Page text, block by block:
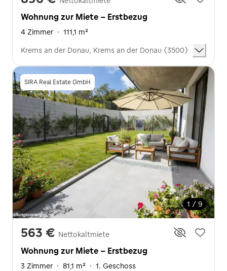
Wohnung zur Miete - Erstbezug
4 Zimmer · 111,1 m²
Krems an der Donau, Krems an der Donau (3500)
SIRA Real Estate GmbH
1 / 9
563 € Nettokaltmiete
Wohnung zur Miete - Erstbezug
3 Zimmer · 81,1 m² · 1. Geschoss